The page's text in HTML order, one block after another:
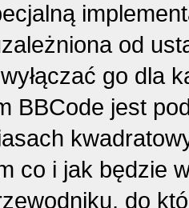
od
go dla
BBCode jest
co i jak będzie
do